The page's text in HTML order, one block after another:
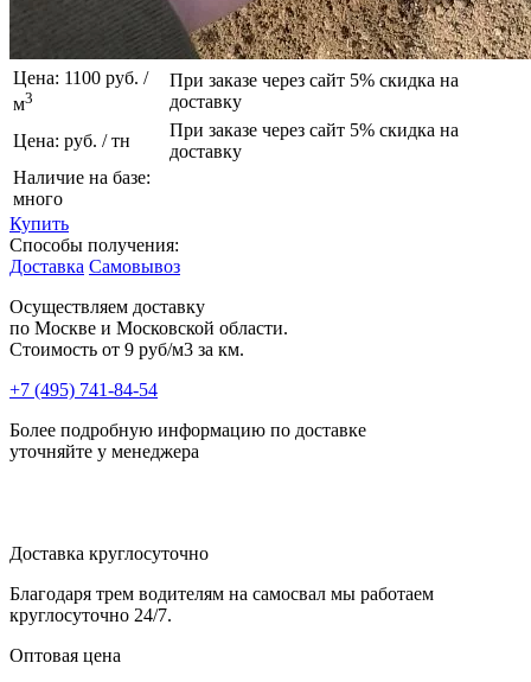
Цена: 1100 руб. /
м3
При заказе через сайт 5% скидка на
доставку
Цена: руб. / тн
При заказе через сайт 5% скидка на
доставку
Наличие на базе:
много
Купить
Способы получения:
Доставка Самовывоз
Осуществляем доставку
по Москве и Московской области.
Стоимость от 9 руб/м3 за км.
+7 (495) 741-84-54
Более подробную информацию по доставке
уточняйте у менеджера
Доставка круглосуточно
Благодаря трем водителям на самосвал мы работаем
круглосуточно 24/7.
Оптовая цена